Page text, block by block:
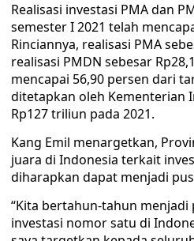
Realisasi investasi PMA dan
semester I 2021 telah
Rinciannya, realisasi PMA
realisasi PMDN sebesar
mencapai 56,90 persen dari
ditetapkan oleh Kementerian
Rp127 triliun pada 2021.
Kang Emil menargetkan,
juara di Indonesia terkait
diharapkan dapat menjadi
“Kita bertahun-tahun
investasi nomor satu di